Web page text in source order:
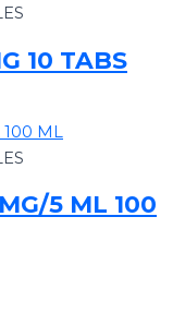
10 TABS
5 ML 100